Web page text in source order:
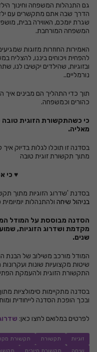
גם התנהלות המשפחה וחינוך
הדרך שבה אתם מתקשרים עם
שגרת יומכם, האווירה בבית,
המשפחה המורחבת.
האמירות החוזרות מזוגות
להפחית ויכוחים ביננו, להצליח
ובזוגיות, שהילדים יקשיבו לנו,
נורמליים..
תוך כדי התהליך הם מבינים איך
כהורים וכמשפחה.
כי כשהתקשורת הזוגית
מאליה.
בסדנה זו תוכלו לגלות בדיוק
מתוך תקשורת זוגית טובה
♥ כי א
בסדנת 'שדרוג הזוגיות מתוך
בניהול שיחה ולהתנהלות
הסדנה מבוססת על המודל
שנים.
המודל מורכב משילוב של הבנת
שיטות מקצועיות שונות
התקשורת הזוגית ולהעמקת
בסדנה מתקיימות סימולציות מתוך
ובכך הופכת הסדנה לייחודית
לפרטים במלואם לחצו כאן:
זוגיות תקשורת תקשורת
שיחה
תקשורת חיובית